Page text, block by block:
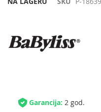
Garancija: 2 god.